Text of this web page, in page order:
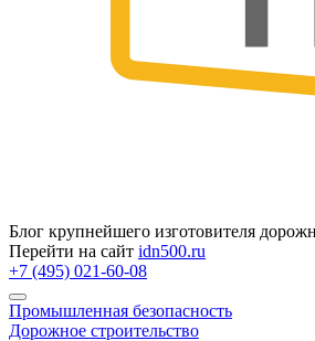
Блог крупнейшего изготовителя
Перейти на сайт idn500.ru
+7 (495) 021-60-08
Промышленная безопасность
Дорожное строительство